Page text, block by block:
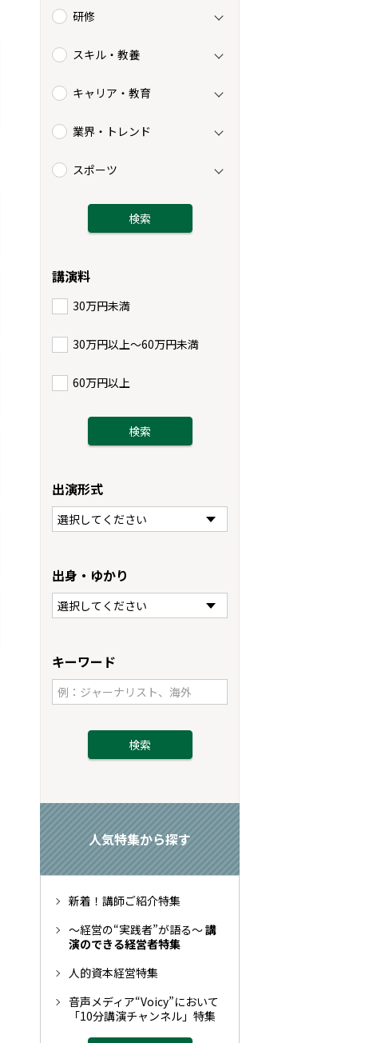
研修
スキル・教養
キャリア・教育
業界・トレンド
スポーツ
講演料
30万円未満
30万円以上〜60万円未満
60万円以上
出演形式
出身・ゆかり
キーワード
人気特集から探す
新着！講師ご紹介特集
～経営の“実践者”が語る～講
演のできる経営者特集
人的資本経営特集
音声メディア“Voicy”において
「10分講演チャンネル」特集